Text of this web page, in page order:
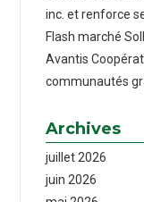
inc. et renforce
Flash marché
Avantis
communautés
Archives
juillet 2026
juin 2026